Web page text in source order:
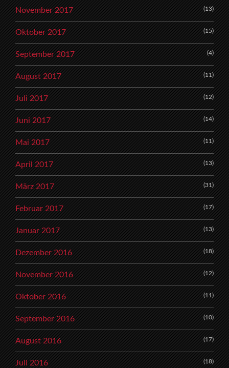
November 2017 (13)
Oktober 2017 (15)
September 2017 (4)
August 2017 (11)
Juli 2017 (12)
Juni 2017 (14)
Mai 2017 (11)
April 2017 (13)
März 2017 (31)
Februar 2017 (17)
Januar 2017 (13)
Dezember 2016 (18)
November 2016 (12)
Oktober 2016 (11)
September 2016 (10)
August 2016 (17)
Juli 2016 (18)